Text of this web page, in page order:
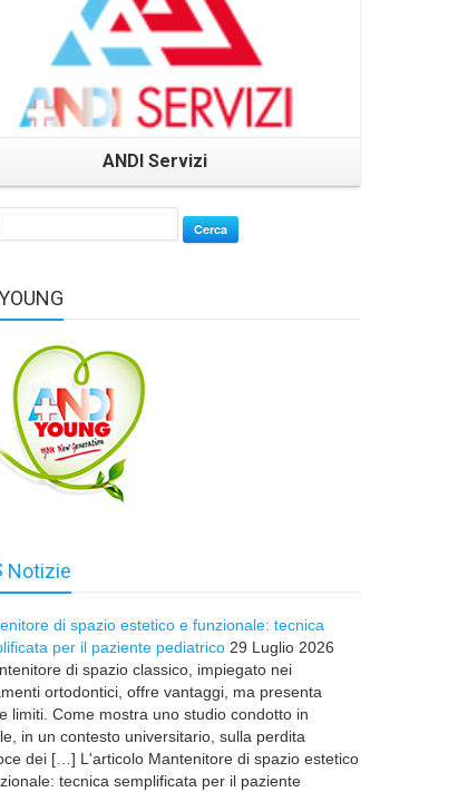
ANDI Servizi
Cerca
Notizie
di spazio estetico e funzionale: tecnica
per il paziente pediatrico 29 Luglio 2026
di spazio classico, impiegato nei
ortodontici, offre vantaggi, ma presenta
limiti. Come mostra uno studio condotto in
in un contesto universitario, sulla perdita
dei […] L'articolo Mantenitore di spazio estetico
tecnica semplificata per il paziente